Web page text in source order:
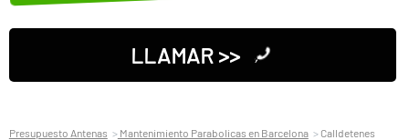
LLAMAR >>
Presupuesto Antenas Mantenimiento Parabolicas en Barcelona Calldetenes